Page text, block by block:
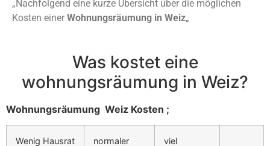
„Nachfolgend eine kurze Übersicht über die möglichen
Kosten einer Wohnungsräumung in Weiz„
Was kostet eine
wohnungsräumung in Weiz?
Wohnungsräumung Weiz Kosten ;
Wenig Hausrat
normaler
viel